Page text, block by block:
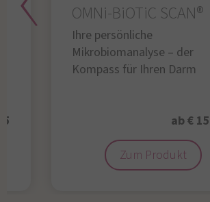
OMNi-BiOTiC SCAN®
Ihre persönliche
Mikrobiomanalyse – der
Kompass für Ihren Darm
ab €
Zum Produkt